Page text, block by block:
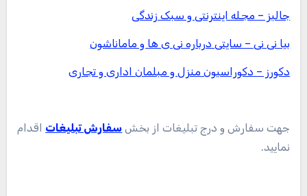
جالبز – مجله اینترنتی و سبک زندگی
بیا نی نی – سایتی درباره نی ی ها و ماماناشون
دکورز – دکوراسیون منزل و مبلمان اداری و تجاری
جهت سفارش و درج تبلیغات از بخش سفارش تبلیغات اقدام
نمایید.